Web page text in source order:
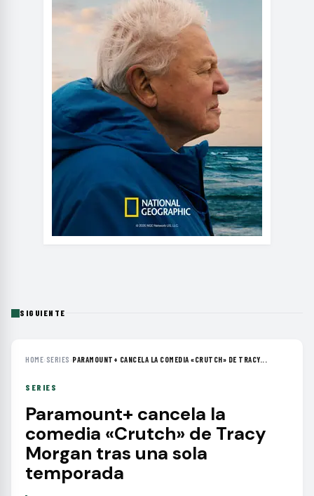
SIGUIENTE
HOME› SERIES ›PARAMOUNT+ CANCELA LA COMEDIA «CRUTCH» DE TRACY...
SERIES
Paramount+ cancela la
comedia «Crutch» de Tracy
Morgan tras una sola
temporada